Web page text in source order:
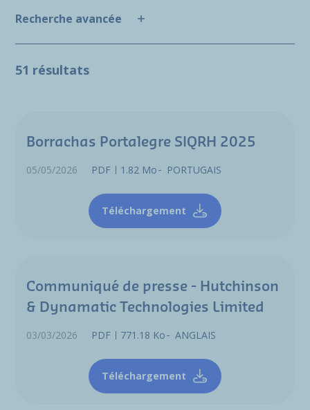
Recherche avancée
51 résultats
Borrachas Portalegre SIQRH 2025
05/05/2026 PDF 1.82 Mo PORTUGAIS
Téléchargement
Communiqué de presse - Hutchinson
& Dynamatic Technologies Limited
03/03/2026 PDF 771.18 Ko ANGLAIS
Téléchargement